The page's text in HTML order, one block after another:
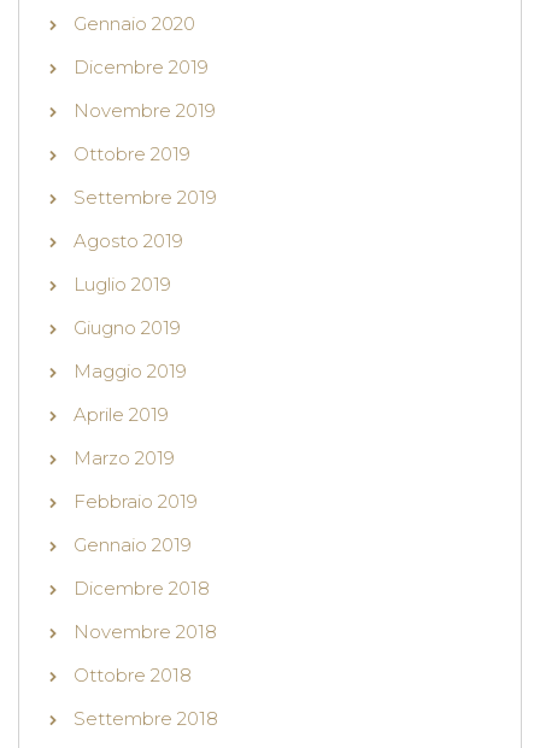
Gennaio 2020
Dicembre 2019
Novembre 2019
Ottobre 2019
Settembre 2019
Agosto 2019
Luglio 2019
Giugno 2019
Maggio 2019
Aprile 2019
Marzo 2019
Febbraio 2019
Gennaio 2019
Dicembre 2018
Novembre 2018
Ottobre 2018
Settembre 2018